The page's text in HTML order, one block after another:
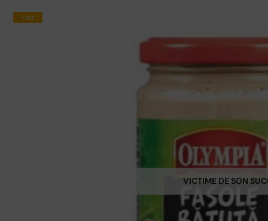
Hot
VICTIME DE SON